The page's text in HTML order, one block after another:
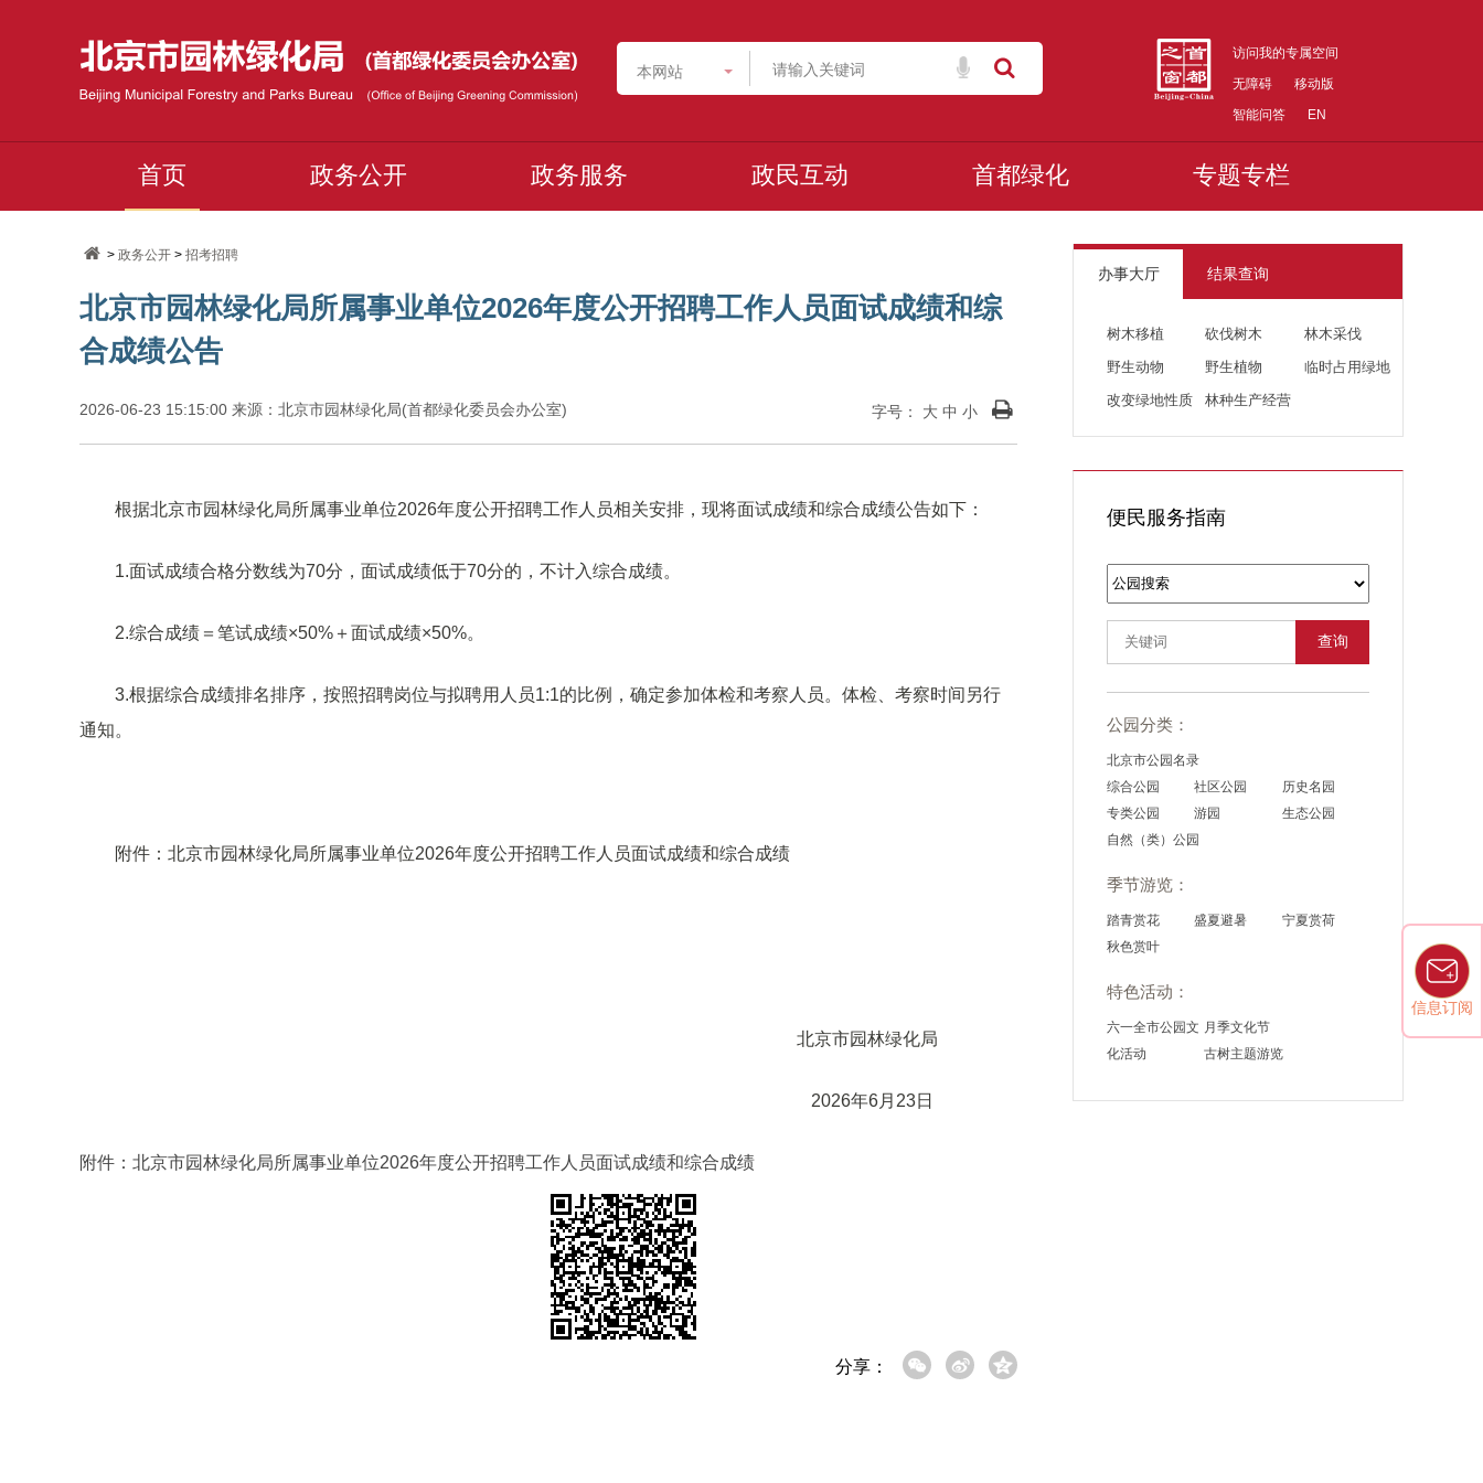
信息订阅
本网站
访问我的专属空间
无障碍
移动版
智能问答
EN
首页 政务公开 政务服务 政民互动 首都绿化 专题专栏
>政务公开 >招考招聘
北京市园林绿化局所属事业单位2026年度公开招聘工作人员面试成绩和综
合成绩公告
字号： 大 中 小
2026-06-23 15:15:00 来源：北京市园林绿化局(首都绿化委员会办公室)
根据北京市园林绿化局所属事业单位2026年度公开招聘工作人员相关安排，现将面试成绩和综合成绩公告如下：
1.面试成绩合格分数线为70分，面试成绩低于70分的，不计入综合成绩。
2.综合成绩＝笔试成绩×50%＋面试成绩×50%。
3.根据综合成绩排名排序，按照招聘岗位与拟聘用人员1:1的比例，确定参加体检和考察人员。体检、考察时间另行
通知。
附件：北京市园林绿化局所属事业单位2026年度公开招聘工作人员面试成绩和综合成绩
北京市园林绿化局
2026年6月23日
附件：北京市园林绿化局所属事业单位2026年度公开招聘工作人员面试成绩和综合成绩
分享：
办事大厅 结果查询
树木移植 砍伐树木
林木采伐
野生动物
野生植物
临时占用绿地
改变绿地性质
林种生产经营
便民服务指南
查询
公园分类：
北京市公园名录
综合公园
社区公园
历史名园
专类公园
游园
生态公园
自然（类）公园
季节游览：
踏青赏花 盛夏避暑
宁夏赏荷
秋色赏叶
特色活动：
六一全市公园文
化活动
月季文化节
古树主题游览